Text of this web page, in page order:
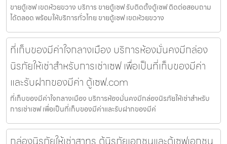
ขายตู้เซฟ เขตห้วยขวาง บริการ ขายตู้เซฟ รับติดตั้งตู้เซฟ ติดต่อสอบถาม
ได้ตลอด พร้อมให้บริการทั่วไทย ขายตู้เซฟ เขตห้วยขวาง
ที่เก็บของมีค่าใจกลางเมือง บริการห้องมั่นคงมีกล่อง
นิรภัยให้เช่าสำหรับการเช่าเซฟ เพื่อเป็นที่เก็บของมีค่า
และรับฝากของมีค่า ตู้เซฟ.com
ที่เก็บของมีค่าใจกลางเมือง บริการห้องมั่นคงมีกล่องนิรภัยให้เช่าสำหรับ
การเช่าเซฟ เพื่อเป็นที่เก็บของมีค่าและรับฝากของมีค่